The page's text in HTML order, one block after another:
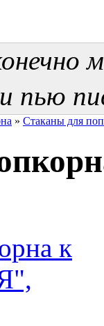
пью
» Стаканы для